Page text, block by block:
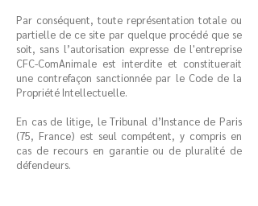
Par conséquent, toute représentation totale ou
partielle de ce site par quelque procédé que se
soit, sans l’autorisation expresse de l'entreprise
CFC-ComAnimale est interdite et constituerait
une contrefaçon sanctionnée par le Code de la
Propriété Intellectuelle.
En cas de litige, le Tribunal d’Instance de Paris
(75, France) est seul compétent, y compris en
cas de recours en garantie ou de pluralité de
défendeurs.